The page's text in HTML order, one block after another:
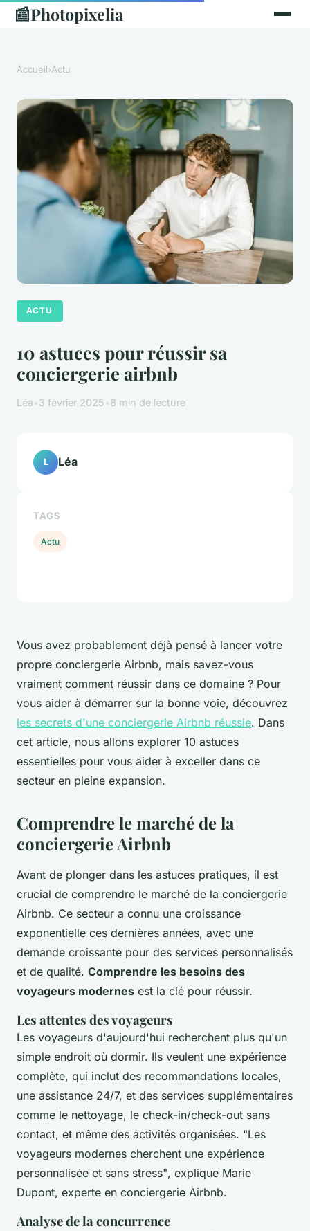
📰Photopixelia
Accueil›Actu
ACTU
10 astuces pour réussir sa
conciergerie airbnb
Léa•3 février 2025•8 min de lecture
Vous avez probablement déjà pensé à lancer votre
propre conciergerie Airbnb, mais savez-vous
vraiment comment réussir dans ce domaine ? Pour
vous aider à démarrer sur la bonne voie, découvrez
les secrets d'une conciergerie Airbnb réussie. Dans
cet article, nous allons explorer 10 astuces
essentielles pour vous aider à exceller dans ce
secteur en pleine expansion.
Comprendre le marché de la
conciergerie Airbnb
Avant de plonger dans les astuces pratiques, il est
crucial de comprendre le marché de la conciergerie
Airbnb. Ce secteur a connu une croissance
exponentielle ces dernières années, avec une
demande croissante pour des services personnalisés
et de qualité. Comprendre les besoins des
voyageurs modernes est la clé pour réussir.
Les attentes des voyageurs
Les voyageurs d'aujourd'hui recherchent plus qu'un
simple endroit où dormir. Ils veulent une expérience
complète, qui inclut des recommandations locales,
une assistance 24/7, et des services supplémentaires
comme le nettoyage, le check-in/check-out sans
contact, et même des activités organisées. "Les
voyageurs modernes cherchent une expérience
personnalisée et sans stress", explique Marie
Dupont, experte en conciergerie Airbnb.
Analyse de la concurrence
L Léa
TAGS
Actu